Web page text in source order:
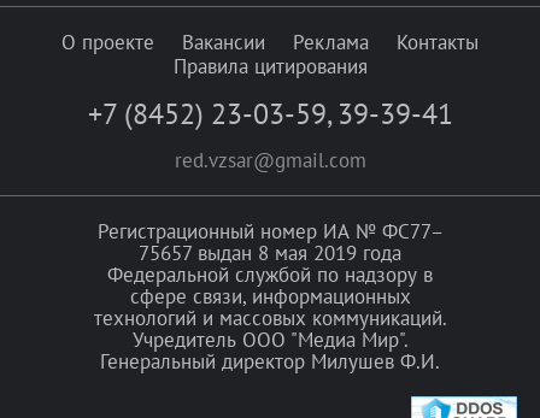
О проекте Вакансии Реклама
Контакты
Правила цитирования
+7 (8452) 23-03-59, 39-39-41
red.vzsar@gmail.com
Регистрационный номер ИА № ФС77–
75657 выдан 8 мая 2019 года
Федеральной службой по надзору в
сфере связи, информационных
технологий и массовых коммуникаций.
Учредитель ООО "Медиа Мир".
Генеральный директор Милушев Ф.И.